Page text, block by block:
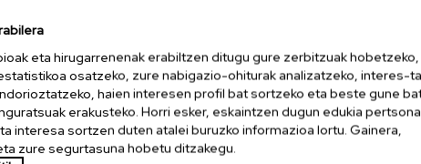
eta hirugarrenenak erabiltzen ditugu gure zerbitzuak hobetzeko,
osatzeko, zure nabigazio-ohiturak analizatzeko, interes-
haien interesen profil bat sortzeko eta beste gune
erakusteko. Horri esker, eskaintzen dugun edukia
interesa sortzen duten atalei buruzko informazioa lortu. Gainera,
zure segurtasuna hobetu ditzakegu.